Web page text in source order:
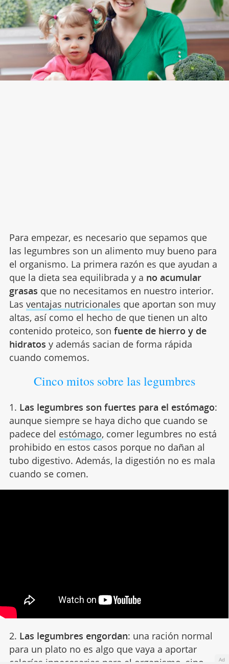
Para empezar, es necesario que sepamos que
las legumbres son un alimento muy bueno para
el organismo. La primera razón es que ayudan a
que la dieta sea equilibrada y a no acumular
grasas que no necesitamos en nuestro interior.
Las ventajas nutricionales que aportan son muy
altas, así como el hecho de que tienen un alto
contenido proteico, son fuente de hierro y de
hidratos y además sacian de forma rápida
cuando comemos.
Cinco mitos sobre las legumbres
1. Las legumbres son fuertes para el estómago:
aunque siempre se haya dicho que cuando se
padece del estómago, comer legumbres no está
prohibido en estos casos porque no dañan al
tubo digestivo. Además, la digestión no es mala
cuando se comen.
2. Las legumbres engordan: una ración normal
para un plato no es algo que vaya a aportar
Ad